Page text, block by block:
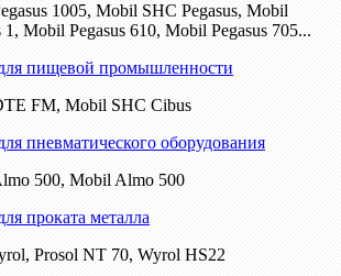
1005, Mobil SHC Pegasus, Mobil
1, Mobil Pegasus 610, Mobil Pegasus 705...
пищевой промышленности
FM, Mobil SHC Cibus
пневматического оборудования
500, Mobil Almo 500
проката металла
Prosol NT 70, Wyrol HS22